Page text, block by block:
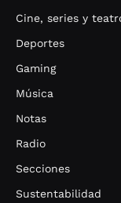
Cine, series y
Deportes
Gaming
Música
Notas
Radio
Secciones
Sustentabilidad